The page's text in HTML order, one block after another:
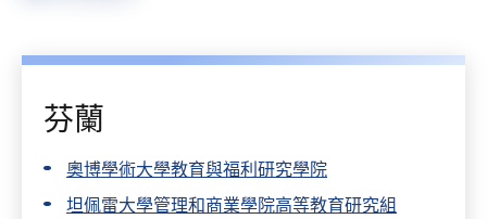
芬蘭
奧博學術大學教育與福利研究學院
坦佩雷大學管理和商業學院高等教育研究組